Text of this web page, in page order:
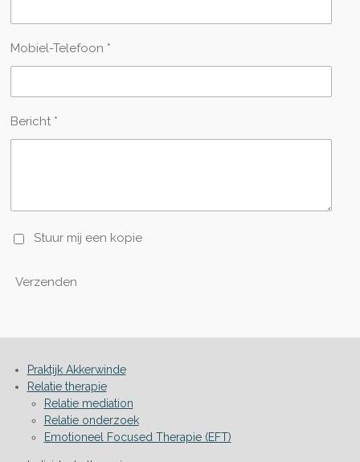
Mobiel-Telefoon *
Bericht *
Stuur mij een kopie
Verzenden
Praktijk Akkerwinde
Relatie therapie
Relatie mediation
Relatie onderzoek
Emotioneel Focused Therapie (EFT)